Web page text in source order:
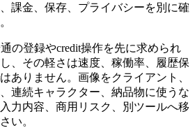
課金、保存、プライバシーを別に確
の登録やcredit操作を先に求められ
、その軽さは速度、稼働率、履歴保
ありません。画像をクライアント、
連続キャラクター、納品物に使うな
力内容、商用リスク、別ツールへ移
い。